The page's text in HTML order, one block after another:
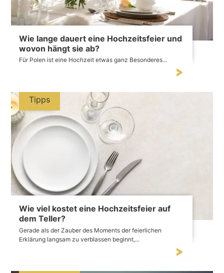
Wie lange dauert eine Hochzeitsfeier und
wovon hängt sie ab?
Für Polen ist eine Hochzeit etwas ganz Besonderes...
Wie viel kostet eine Hochzeitsfeier auf
dem Teller?
Gerade als der Zauber des Moments der feierlichen
Erklärung langsam zu verblassen beginnt,...
Tipps